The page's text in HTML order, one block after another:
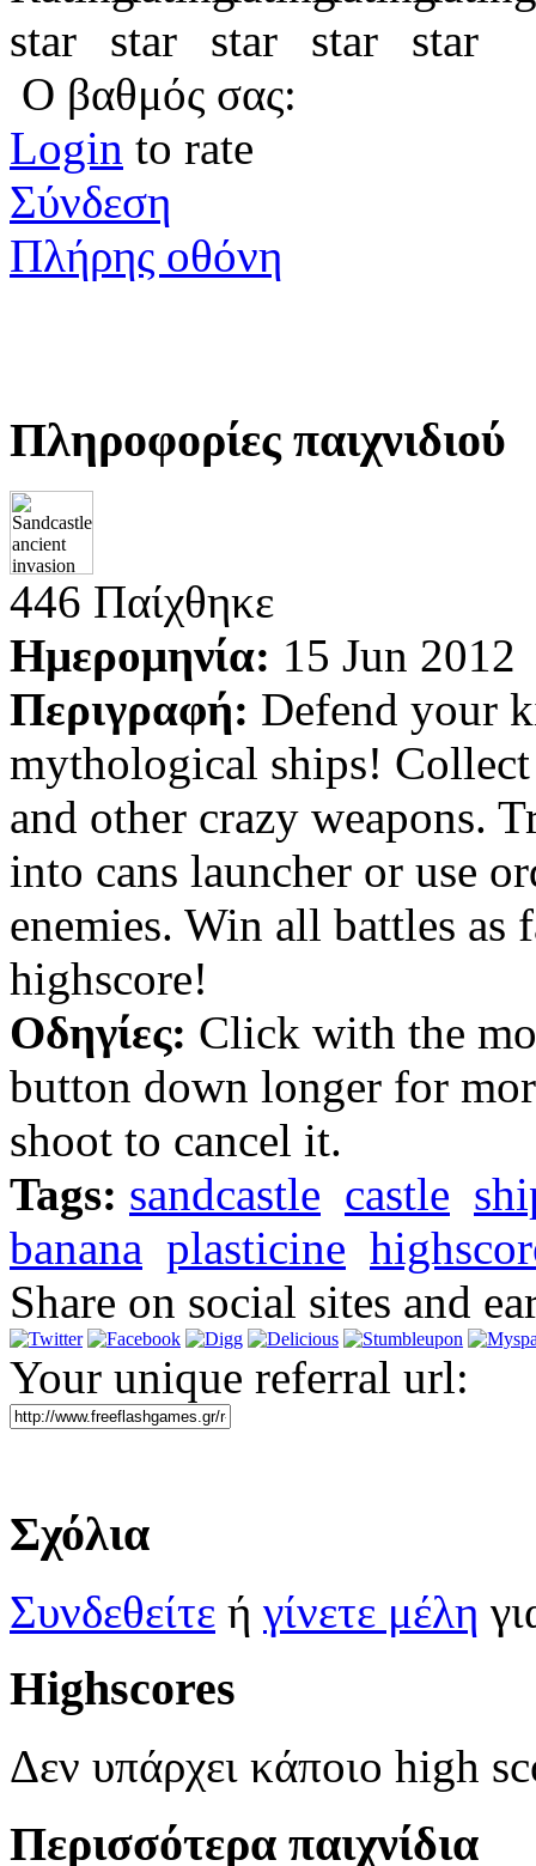
Ο βαθμός σας:
Login to rate
Σύνδεση
Πλήρης οθόνη
Πληροφορίες παιχνιδιού
446 Παίχθηκε
Ημερομηνία: 15 Jun 2012
Περιγραφή: Defend your
mythological ships!
and other crazy weapons.
into cans launcher or use
enemies. Win all battles as
highscore!
Οδηγίες: Click with the
button down longer for
shoot to cancel it.
Tags: sandcastle castle
banana plasticine
Share on social sites and
Your unique referral url:
Σχόλια
Συνδεθείτε ή γίνετε μέλη
Highscores
Δεν υπάρχει κάποιο high
Περισσότερα παιχνίδια